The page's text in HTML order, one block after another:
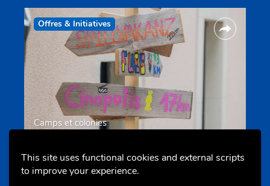
This site uses functional cookies and external scripts
to improve your experience.
Offres & Initiatives
Camps et colonies